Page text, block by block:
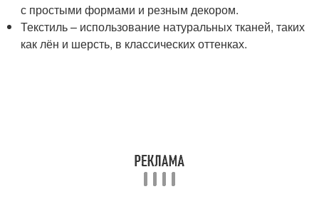
с простыми формами и резным декором.
Текстиль – использование натуральных тканей, таких
как лён и шерсть, в классических оттенках.